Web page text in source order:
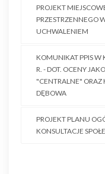
PROJEKT
PRZESTRZENNEGO
UCHWALENIEM
KOMUNIKAT PPIS W
R. - DOT. OCENY
"CENTRALNE" ORAZ
DĘBOWA
PROJEKT PLANU
KONSULTACJE